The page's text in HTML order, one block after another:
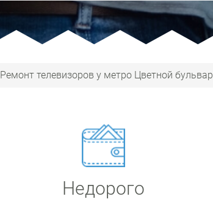
Ремонт телевизоров у метро Цветной бульвар
Недорого